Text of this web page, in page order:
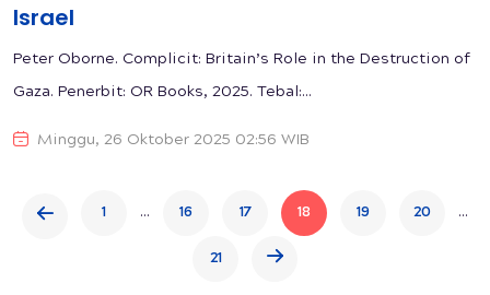
Israel
Peter Oborne. Complicit: Britain’s Role in the Destruction of
Gaza. Penerbit: OR Books, 2025. Tebal:...
Minggu, 26 Oktober 2025 02:56 WIB
1 ... 16 17 18 19 20 ...
21